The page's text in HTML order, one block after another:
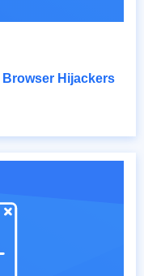
Browser Hijackers